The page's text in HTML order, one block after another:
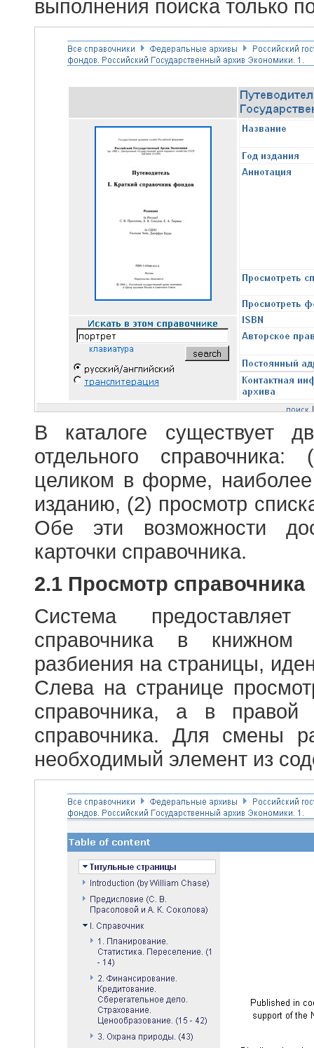
выполнения поиска только
В каталоге существует
отдельного
целиком в форме,
изданию, (2) просмотр
Обе эти возможности
карточки справочника.
2.1 Просмотр справочника
Система
справочника в
разбиения на страницы,
Слева на странице
справочника, а в правой
справочника. Для смены
необходимый элемент из